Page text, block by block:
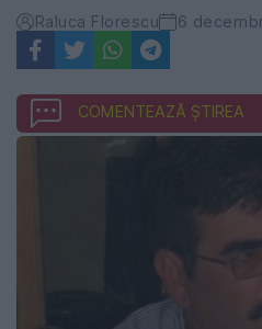
Raluca Florescu 6
COMENTEAZĂ ȘTIREA